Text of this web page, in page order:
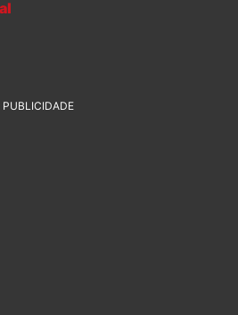
PUBLICIDADE